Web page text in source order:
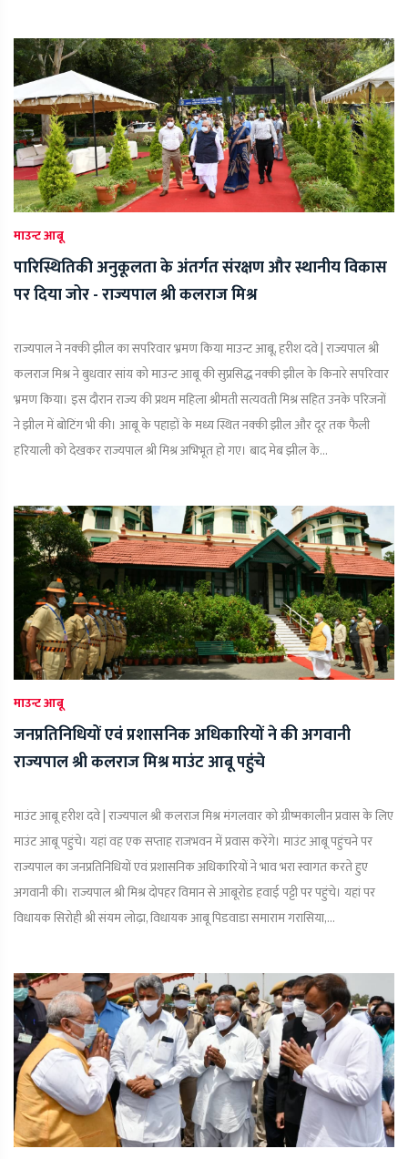
माउन्ट आबू
पारिस्थितिकी अनुकूलता के अंतर्गत संरक्षण और स्थानीय विकास
पर दिया जोर - राज्यपाल श्री कलराज मिश्र
राज्यपाल ने नक्की झील का सपरिवार भ्रमण किया माउन्ट आबू, हरीश दवे | राज्यपाल श्री
कलराज मिश्र ने बुधवार सांय को माउन्ट आबू की सुप्रसिद्ध नक्की झील के किनारे सपरिवार
भ्रमण किया। इस दौरान राज्य की प्रथम महिला श्रीमती सत्यवती मिश्र सहित उनके परिजनों
ने झील में बोटिंग भी की। आबू के पहाड़ों के मध्य स्थित नक्की झील और दूर तक फैली
हरियाली को देखकर राज्यपाल श्री मिश्र अभिभूत हो गए। बाद मेब झील के...
माउन्ट आबू
जनप्रतिनिधियों एवं प्रशासनिक अधिकारियों ने की अगवानी
राज्यपाल श्री कलराज मिश्र माउंट आबू पहुंचे
माउंट आबू हरीश दवे | राज्यपाल श्री कलराज मिश्र मंगलवार को ग्रीष्मकालीन प्रवास के लिए
माउंट आबू पहुंचे। यहां वह एक सप्ताह राजभवन में प्रवास करेंगे। माउंट आबू पहुंचने पर
राज्यपाल का जनप्रतिनिधियों एवं प्रशासनिक अधिकारियों ने भाव भरा स्वागत करते हुए
अगवानी की। राज्यपाल श्री मिश्र दोपहर विमान से आबूरोड हवाई पट्टी पर पहुंचे। यहां पर
विधायक सिरोही श्री संयम लोढ़ा, विधायक आबू पिडवाडा समाराम गरासिया,...